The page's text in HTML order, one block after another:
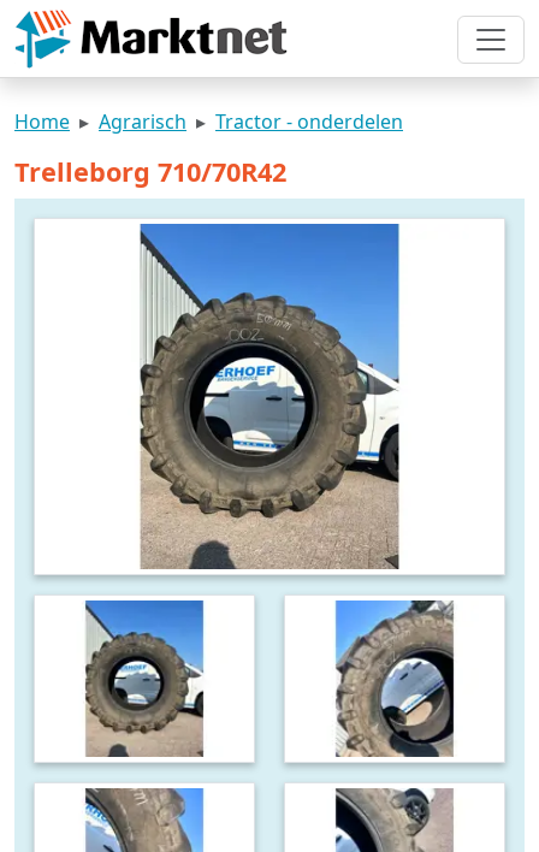
Home Agrarisch Tractor - onderdelen
Trelleborg 710/70R42